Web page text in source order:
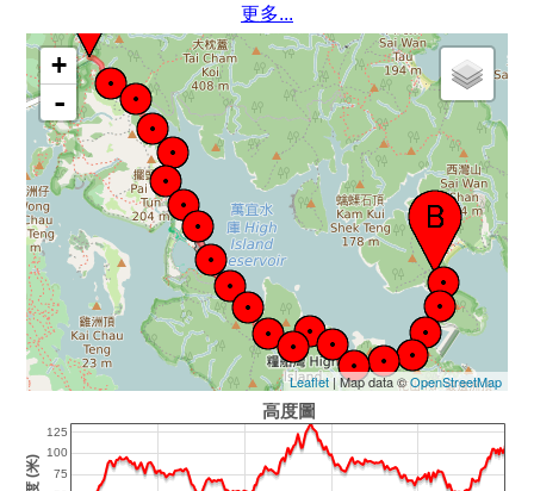
更多...
+
-
Leaflet| Map data ©OpenStreetMap